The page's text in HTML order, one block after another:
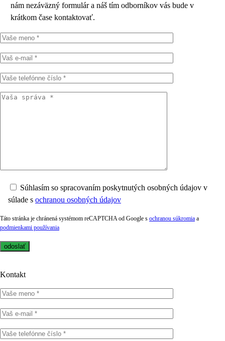
nám nezáväzný formulár a náš tím odborníkov vás bude v
krátkom čase kontaktovať.
Súhlasím so spracovaním poskytnutých osobných údajov v
súlade s ochranou osobných údajov
Táto stránka je chránená systémom reCAPTCHA od Google s ochranou súkromia a
podmienkami používania
Kontakt